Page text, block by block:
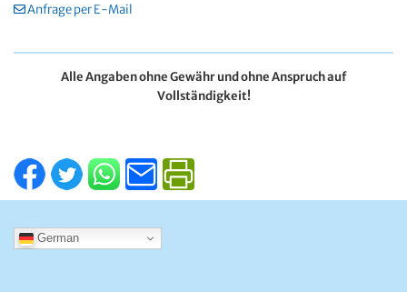
Anfrage per E-Mail
Alle Angaben ohne Gewähr und ohne Anspruch auf
Vollständigkeit!
German